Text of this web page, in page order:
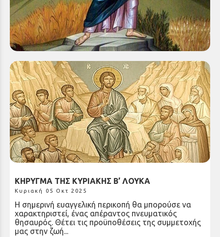
Κυριακή 12 Οκτ 2025
Τέταρτη Κυριακή των ευαγγελικών περικοπών του
Λουκά σήμερα. Αυτή την Κυριακή η Εκκλησία μας
έχει ορίσει να τιμούμε τη μνήμη...
ΚΗΡΥΓΜΑ ΤΗΣ ΚΥΡΙΑΚΗΣ Β’ ΛΟΥΚΑ
Κυριακή 05 Οκτ 2025
Η σημερινή ευαγγελική περικοπή θα μπορούσε να
χαρακτηριστεί, ένας απέραντος πνευματικός
θησαυρός. Θέτει τις προϋποθέσεις της συμμετοχής
μας στην ζωή...